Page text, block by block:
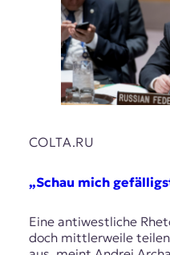
COLTA.RU
„Schau mich
Eine antiwestliche
doch mittlerweile